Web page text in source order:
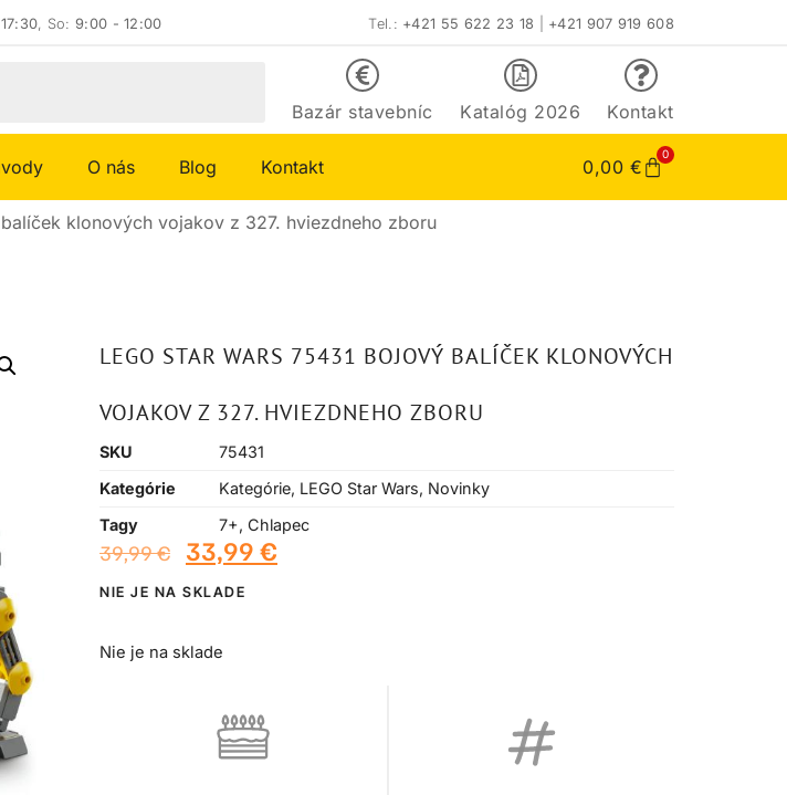
, So:9:00 - 12:00 Tel.: +421 55 622 23 18 +421 907 919 608
Bazár stavebníc Katalóg 2026 Kontakt
O nás Blog Kontakt 0,00 €
0
klonových vojakov z 327. hviezdneho zboru
LEGO STAR WARS 75431 BOJOVÝ BALÍČEK KLONOVÝCH
VOJAKOV Z 327. HVIEZDNEHO ZBORU
SKU
75431
Kategórie
Kategórie, LEGO Star Wars, Novinky
Tagy
7+, Chlapec
39,99€ 33,99 €
NIE JE NA SKLADE
Nie je na sklade